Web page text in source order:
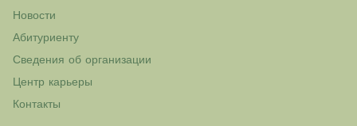
Новости
Абитуриенту
Сведения об организации
Центр карьеры
Контакты